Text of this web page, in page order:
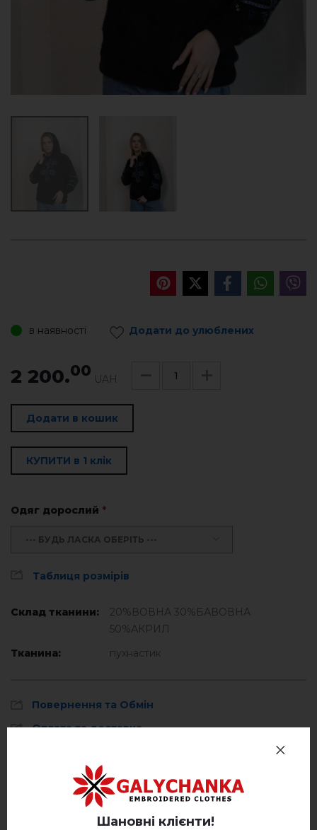
в наявності Додати до улюблених
2 200.00 UAH
Додати в кошик
КУПИТИ в 1 клік
Одяг дорослий *
--- БУДЬ ЛАСКА ОБЕРІТЬ ---
Таблиця розмірів
Склад тканини:
20%ВОВНА 30%БАВОВНА
50%АКРИЛ
Тканина:
пухнастик
Повернення та Обмін
Оплата та доставка
(0)
Шановні клієнти!